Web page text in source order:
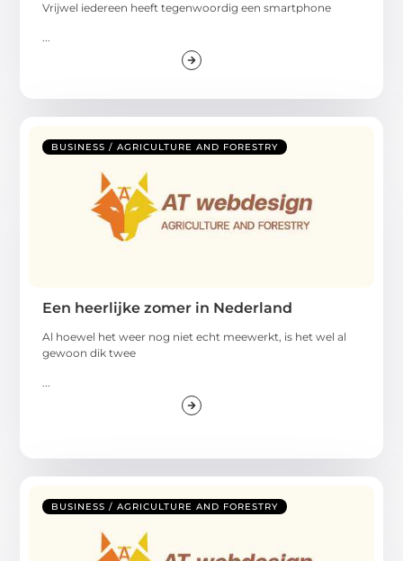
Vrijwel iedereen heeft tegenwoordig een smartphone
BUSINESS / AGRICULTURE AND FORESTRY
Een heerlijke zomer in Nederland
Al hoewel het weer nog niet echt meewerkt, is het wel al
gewoon dik twee
BUSINESS / AGRICULTURE AND FORESTRY